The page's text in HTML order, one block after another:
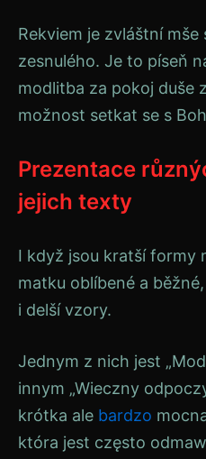
Rekviem je zvláštní mše
zesnulého. Je to píseň
modlitba za pokoj duše
možnost setkat se s
Prezentace
jejich texty
I když jsou kratší formy
matku oblíbené a
i delší vzory.
Jednym z nich jest
innym „Wieczny
krótka ale bardzo
która jest często